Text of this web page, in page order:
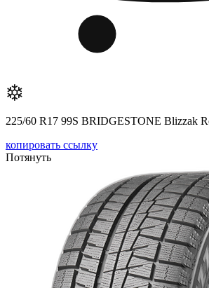
225/60 R17 99S BRIDGESTONE Blizzak
копировать ссылку
Потянуть